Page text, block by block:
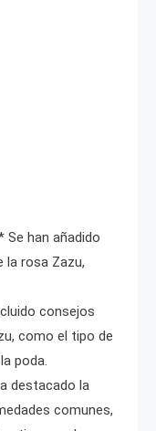
han añadido
la rosa Zazu,
consejos
como el tipo de
poda.
destacado la
comunes,